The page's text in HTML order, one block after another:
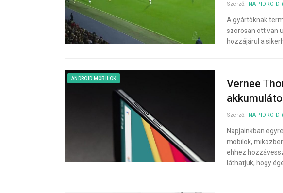
Szerző: NAPIDROID
A gyártóknak
szorosan ott van
hozzájárul a
ANDROID MOBILOK
Vernee
Szerző: NAPIDROID
Napjainkban
mobilok,
ehhez
láthatjuk, hogy